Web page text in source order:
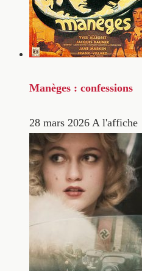
Manèges : confessions
28 mars 2026 A l'affiche